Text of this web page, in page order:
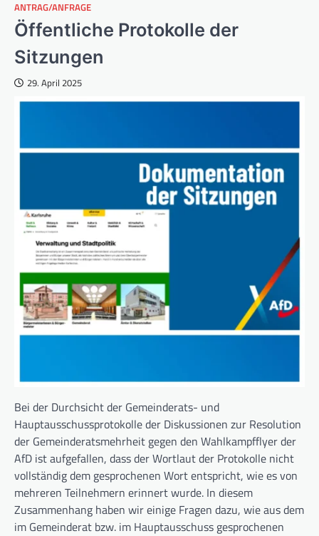
ANTRAG/ANFRAGE
Öffentliche Protokolle der
Sitzungen
29. April 2025
Bei der Durchsicht der Gemeinderats- und
Hauptausschussprotokolle der Diskussionen zur Resolution
der Gemeinderatsmehrheit gegen den Wahlkampfflyer der
AfD ist aufgefallen, dass der Wortlaut der Protokolle nicht
vollständig dem gesprochenen Wort entspricht, wie es von
mehreren Teilnehmern erinnert wurde. In diesem
Zusammenhang haben wir einige Fragen dazu, wie aus dem
im Gemeinderat bzw. im Hauptausschuss gesprochenen